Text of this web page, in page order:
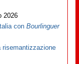
2026
conBourlinguer
risemantizzazione